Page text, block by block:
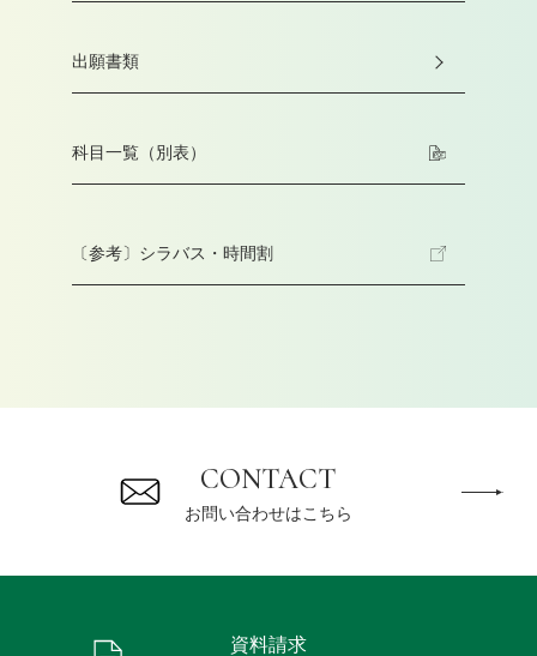
出願書類
科目一覧（別表）
〔参考〕シラバス・時間割
CONTACT
お問い合わせはこちら
資料請求